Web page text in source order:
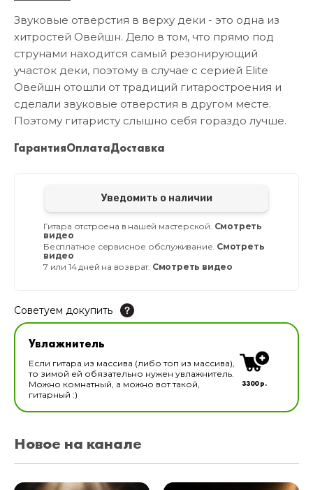
Звуковые отверстия в верху деки - это одна из
хитростей Овейшн. Дело в том, что прямо под
струнами находится самый резонирующий
участок деки, поэтому в случае с серией Elite
Овейшн отошли от традиций гитаростроения и
сделали звуковые отверстия в другом месте.
Поэтому гитаристу слышно себя гораздо лучше.
ГарантияОплатаДоставка
Уведомить о наличии
Гитара отстроена в нашей мастерской. Смотреть
видео
Бесплатное сервисное обслуживание. Смотреть
видео
7 или 14 дней на возврат. Смотреть видео
Советуем докупить
Увлажнитель для музыкальных инструментов
В наличии
Увлажнитель
Если гитара из массива (либо топ из массива),
то зимой ей обязательно нужен увлажнитель.
Можно комнатный, а можно вот такой,
гитарный :)
3300 р.
Новое на канале